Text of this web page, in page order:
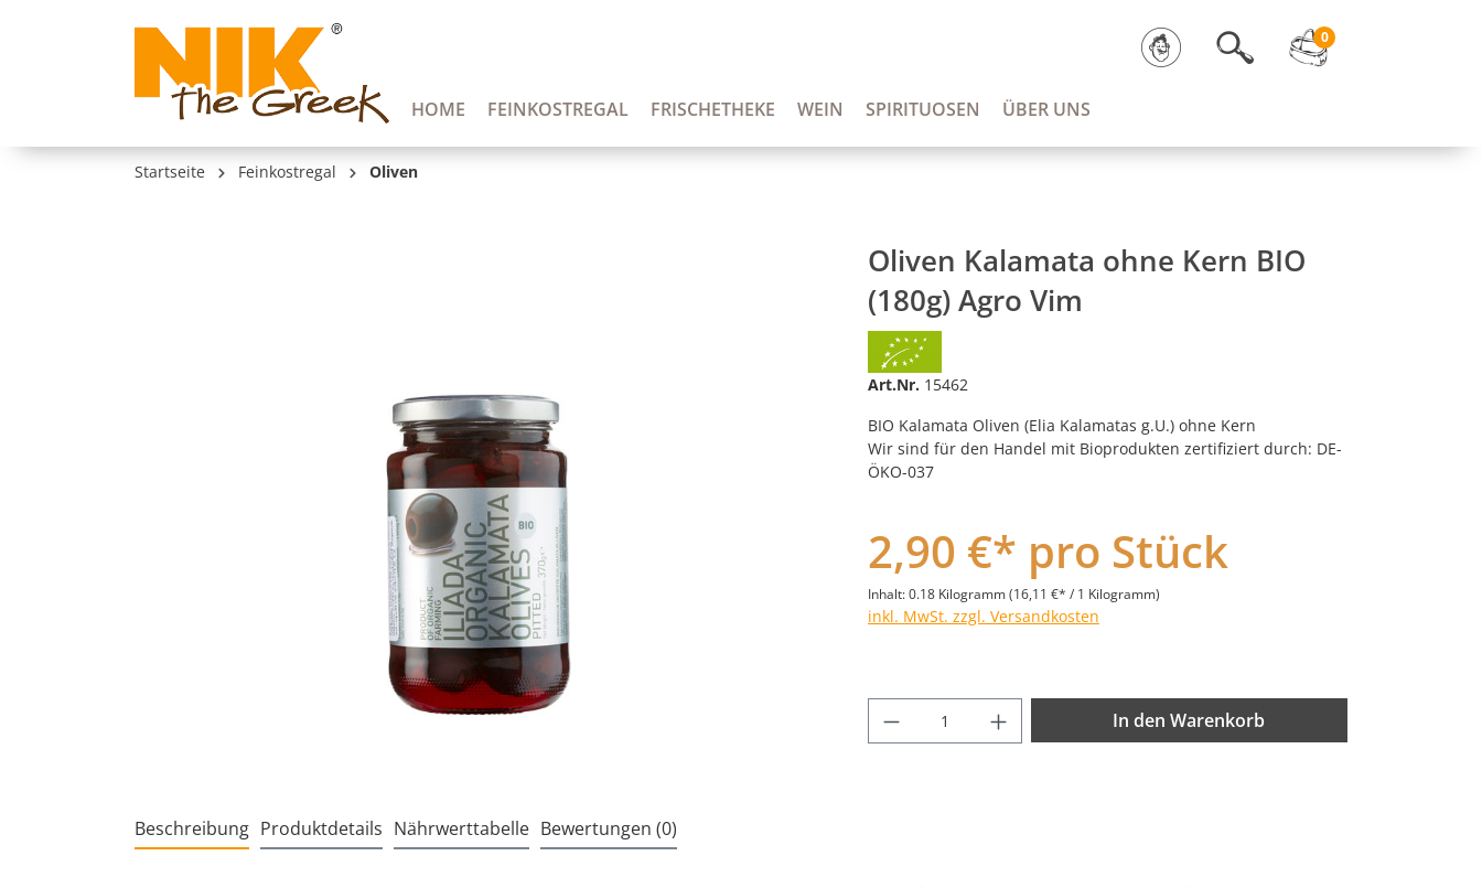
Zur Hauptnavigation springen
0
HOME FEINKOSTREGAL FRISCHETHEKE WEIN SPIRITUOSEN ÜBER UNS
Startseite Feinkostregal Oliven
Oliven Kalamata ohne Kern BIO
(180g) Agro Vim
Art.Nr. 15462
BIO Kalamata Oliven (Elia Kalamatas g.U.) ohne Kern
Wir sind für den Handel mit Bioprodukten zertifiziert durch: DE-
ÖKO-037
2,90 €* pro Stück
Inhalt:0.18 Kilogramm(16,11 €* / 1 Kilogramm)
inkl. MwSt. zzgl. Versandkosten
Produkt Anzahl: Gib den gewünschten Wert ein
In den Warenkorb
Beschreibung Produktdetails Nährwerttabelle Bewertungen (0)